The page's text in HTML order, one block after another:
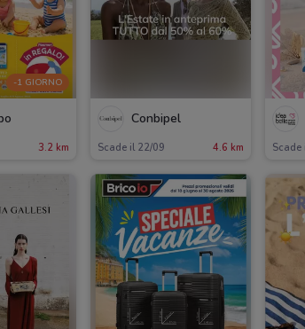
-1 GIORNO
3.2 km
Conbipel
Scade il 22/09 4.6 km Scade